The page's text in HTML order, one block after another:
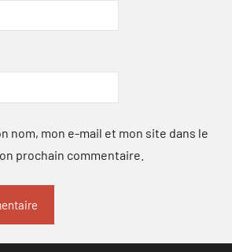
nom, mon e-mail et mon site dans le
prochain commentaire.